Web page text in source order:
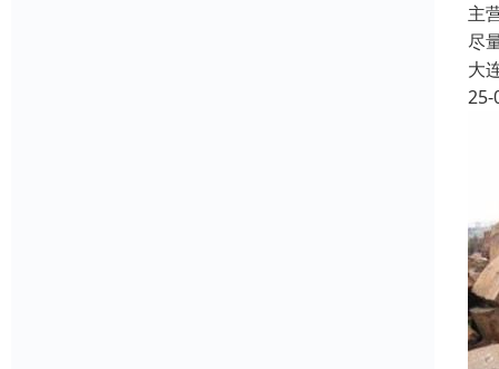
主
尽
大
25-